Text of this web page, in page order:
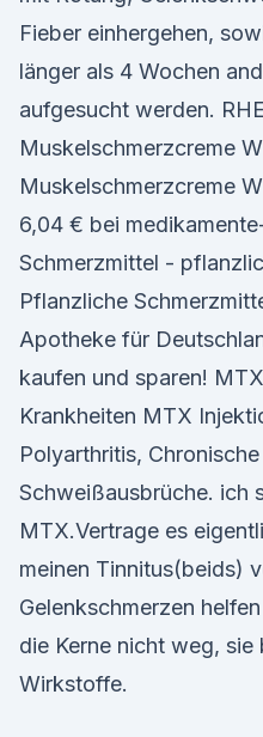
Fieber einhergehen,
länger als 4 Wochen
aufgesucht werden.
Muskelschmerzcreme
Muskelschmerzcreme
6,04 € bei
Schmerzmittel -
Pflanzliche
Apotheke für
kaufen und sparen!
Krankheiten MTX
Polyarthritis,
Schweißausbrüche. ich
MTX.Vertrage es
meinen Tinnitus(beids)
Gelenkschmerzen
die Kerne nicht weg,
Wirkstoffe.